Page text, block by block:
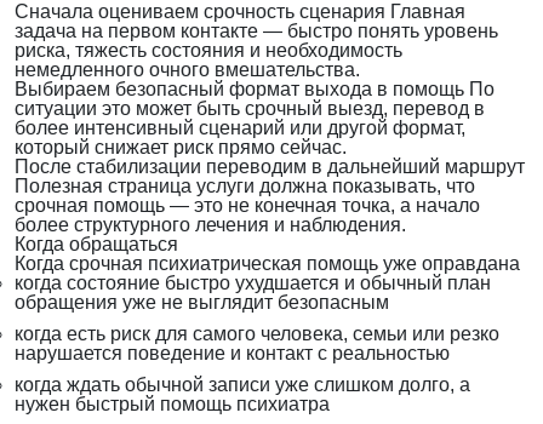
Сначала оцениваем срочность сценария Главная
задача на первом контакте — быстро понять уровень
риска, тяжесть состояния и необходимость
немедленного очного вмешательства.
Выбираем безопасный формат выхода в помощь По
ситуации это может быть срочный выезд, перевод в
более интенсивный сценарий или другой формат,
который снижает риск прямо сейчас.
После стабилизации переводим в дальнейший маршрут
Полезная страница услуги должна показывать, что
срочная помощь — это не конечная точка, а начало
более структурного лечения и наблюдения.
Когда обращаться
Когда срочная психиатрическая помощь уже оправдана
когда состояние быстро ухудшается и обычный план
обращения уже не выглядит безопасным
когда есть риск для самого человека, семьи или резко
нарушается поведение и контакт с реальностью
когда ждать обычной записи уже слишком долго, а
нужен быстрый помощь психиатра